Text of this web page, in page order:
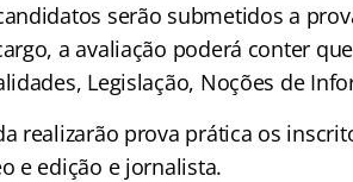
serão submetidos a
a avaliação poderá conter
Legislação, Noções de
realizarão prova prática os
e edição e jornalista.